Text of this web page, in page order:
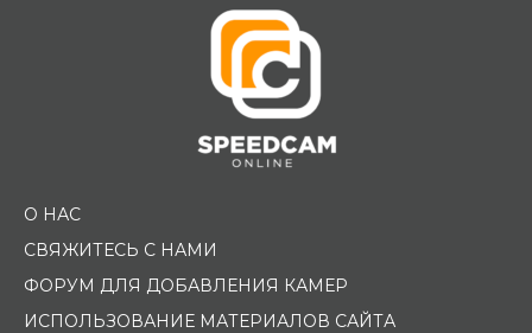
О НАС
СВЯЖИТЕСЬ С НАМИ
ФОРУМ ДЛЯ ДОБАВЛЕНИЯ КАМЕР
ИСПОЛЬЗОВАНИЕ МАТЕРИАЛОВ САЙТА